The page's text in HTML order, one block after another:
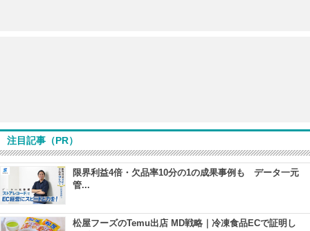
注目記事（PR）
限界利益4倍・欠品率10分の1の成果事例も データ一元
管...
松屋フーズのTemu出店 MD戦略｜冷凍食品ECで証明し